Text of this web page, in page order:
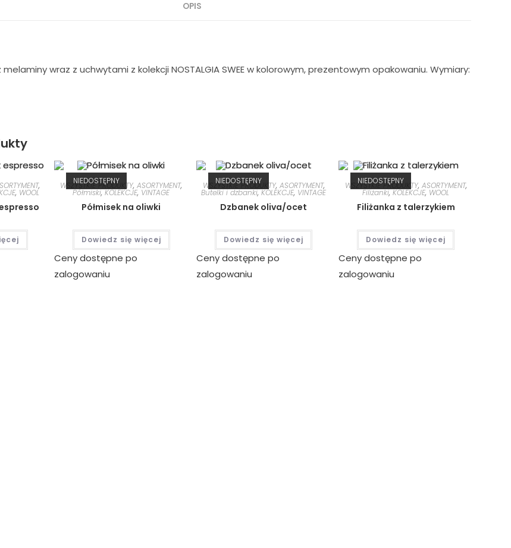
OPIS
wraz z uchwytami z kolekcji NOSTALGIA SWEE w kolorowym, prezentowym opakowaniu. Wymiary:
,
, WOOL
NIEDOSTĘPNY
WSZYSTKIE PRODUKTY,ASORTYMENT,
Półmiski,KOLEKCJE, VINTAGE
Półmisek na oliwki
Dowiedz się więcej
Ceny dostępne po
zalogowaniu
NIEDOSTĘPNY
WSZYSTKIE PRODUKTY, ASORTYMENT,
Butelki i dzbanki,KOLEKCJE, VINTAGE
Dzbanek oliva/ocet
Dowiedz się więcej
Ceny dostępne po
zalogowaniu
NIEDOSTĘPNY
WSZYSTKIE PRODUKTY, ASORTYMENT,
Filiżanki,KOLEKCJE, WOOL
Filiżanka z talerzykiem
Dowiedz się więcej
Ceny dostępne po
zalogowaniu